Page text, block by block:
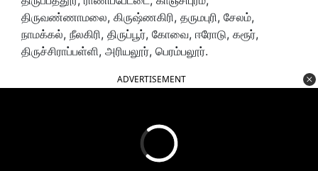
திருவண்ணாமலை, கிருஷ்ணகிரி, தருமபுரி, சேலம்,
நாமக்கல், நீலகிரி, திருப்பூர், கோவை, ஈரோடு, கரூர்,
திருச்சிராப்பள்ளி, அரியலூர், பெரம்பலூர்.
ADVERTISEMENT